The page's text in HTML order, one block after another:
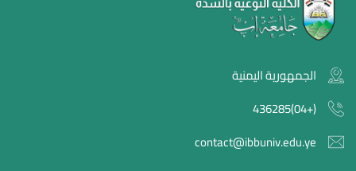
الجمهورية اليمنية
(+04)436285
contact@ibbuniv.edu.ye